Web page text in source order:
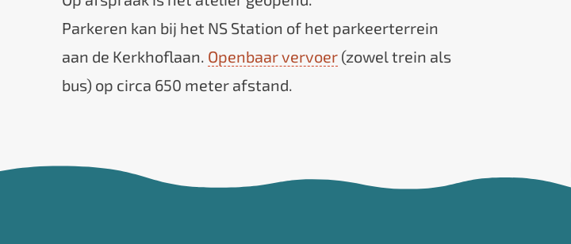
Parkeren kan bij het NS Station of het parkeerterrein
aan de Kerkhoflaan. Openbaar vervoer(zowel trein als
bus) op circa 650 meter afstand.